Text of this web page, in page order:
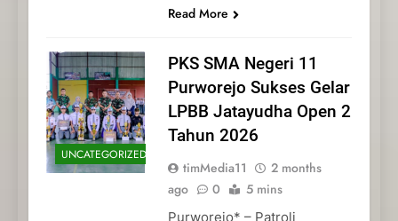
Read More
UNCATEGORIZED
PKS SMA Negeri 11
Purworejo Sukses Gelar
LPBB Jatayudha Open 2
Tahun 2026
timMedia11
2 months
ago
0 5 mins
Purworejo* – Patroli